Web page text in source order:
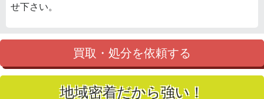
せ下さい。
買取・処分を依頼する
地域密着だから強い！